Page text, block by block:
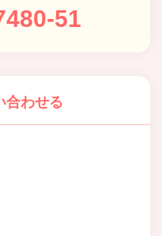
51
合わせる